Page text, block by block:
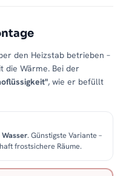
den Heizstab betrieben –
die Wärme. Bei der
, wie er befüllt
. Günstigste Variante –
frostsichere Räume.